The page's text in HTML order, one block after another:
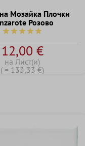
Mозайка Плочки
Розово
Средна оценка за 5 от
12,00 €
на Лист(и)
( = 133,33 €)